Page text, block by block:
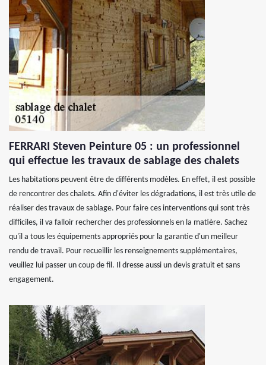
FERRARI Steven Peinture 05 : un professionnel
qui effectue les travaux de sablage des chalets
Les habitations peuvent être de différents modèles. En effet, il est possible
de rencontrer des chalets. Afin d'éviter les dégradations, il est très utile de
réaliser des travaux de sablage. Pour faire ces interventions qui sont très
difficiles, il va falloir rechercher des professionnels en la matière. Sachez
qu'il a tous les équipements appropriés pour la garantie d'un meilleur
rendu de travail. Pour recueillir les renseignements supplémentaires,
veuillez lui passer un coup de fil. Il dresse aussi un devis gratuit et sans
engagement.